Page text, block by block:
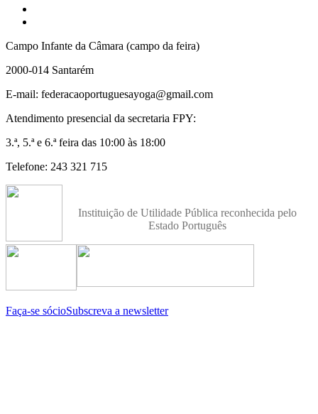
Campo Infante da Câmara (campo da feira)
2000-014 Santarém
E-mail: federacaoportuguesayoga@gmail.com
Atendimento presencial da secretaria FPY:
3.ª, 5.ª e 6.ª feira das 10:00 às 18:00
Telefone: 243 321 715
Instituição de Utilidade Pública reconhecida pelo
Estado Português
Faça-se sócioSubscreva a newsletter